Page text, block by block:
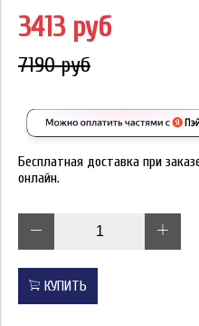
3413 руб
7190 руб
Бесплатная доставка при
онлайн.
КУПИТЬ